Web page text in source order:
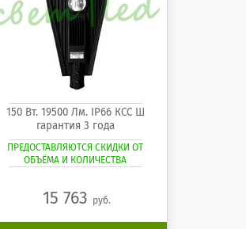
150 Вт. 19500 Лм. IP66 КСС Ш
гарантия 3 года
ПРЕДОСТАВЛЯЮТСЯ СКИДКИ ОТ
ОБЪЁМА И КОЛИЧЕСТВА
15 763 руб.